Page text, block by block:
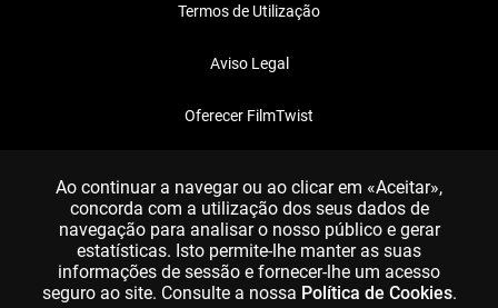
Termos de Utilização
Aviso Legal
Oferecer FilmTwist
Ao continuar a navegar ou ao clicar em «Aceitar»,
concorda com a utilização dos seus dados de
navegação para analisar o nosso público e gerar
estatísticas. Isto permite-lhe manter as suas
informações de sessão e fornecer-lhe um acesso
seguro ao site. Consulte a nossa Política de Cookies.